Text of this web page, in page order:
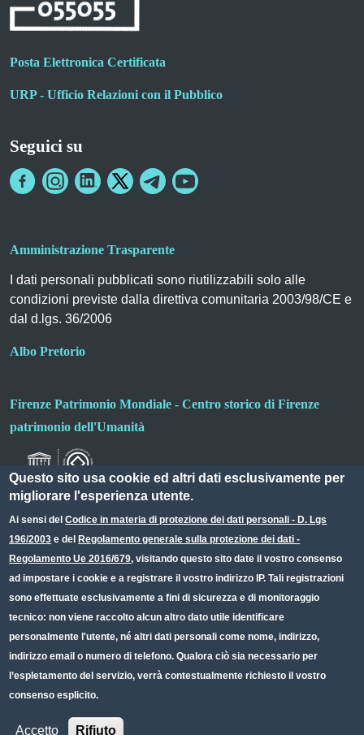
Posta Elettronica Certificata
URP - Ufficio Relazioni con il Pubblico
Seguici su
Amministrazione Trasparente
I dati personali pubblicati sono riutilizzabili solo alle
condizioni previste dalla direttiva comunitaria 2003/98/CE e
dal d.lgs. 36/2006
Albo Pretorio
Firenze Patrimonio Mondiale - Centro storico di Firenze
patrimonio dell'Umanità
Small prints
Useful links section
Redazione web
Privacy
Note legali
Dichiarazione Accessibilità
CC BY 4.0 IT
Questo sito usa cookie ed altri dati esclusivamente per
migliorare l'esperienza utente.
Ai sensi delCodice in materia di protezione dei dati personali - D. Lgs
196/2003 e del Regolamento generale sulla protezione dei dati -
Regolamento Ue 2016/679, visitando questo sito date il vostro consenso
ad impostare i cookie e a registrare il vostro indirizzo IP. Tali registrazioni
sono effettuate esclusivamente a fini di sicurezza e di monitoraggio
tecnico: non viene raccolto alcun altro dato utile identificare
personalmente l'utente, né altri dati personali come nome, indirizzo,
indirizzo email o numero di telefono. Qualora ciò sia necessario per
l’espletamento del servizio, verrà contestualmente richiesto il vostro
consenso esplicito.
Accetto Rifiuto